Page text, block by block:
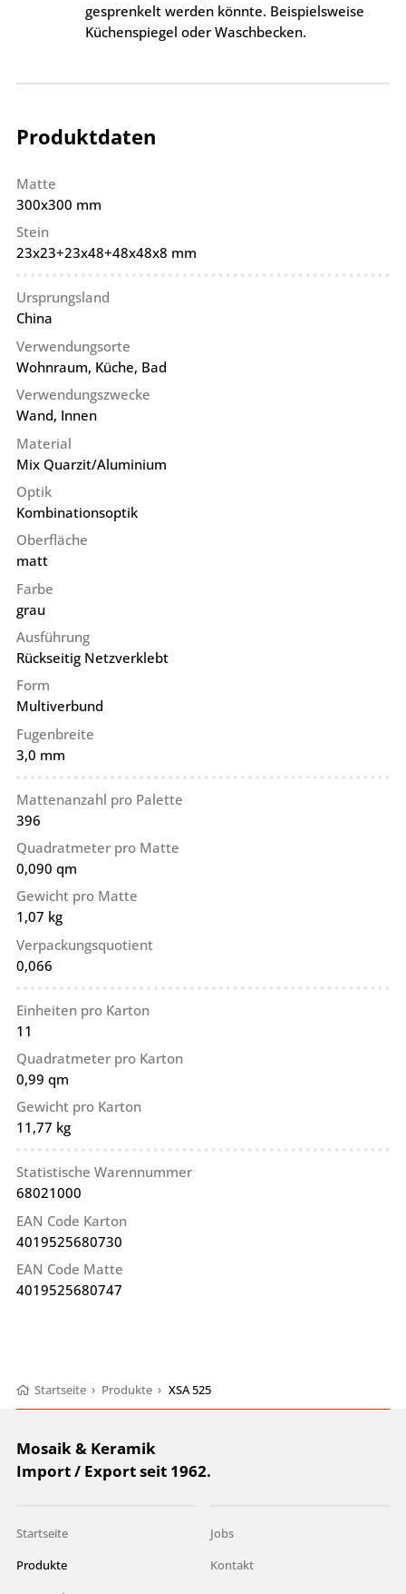
gesprenkelt werden könnte. Beispielsweise
Küchenspiegel oder Waschbecken.
Produktdaten
Matte
300x300 mm
Stein
23x23+23x48+48x48x8 mm
Ursprungsland
China
Verwendungsorte
Wohnraum, Küche, Bad
Verwendungszwecke
Wand, Innen
Material
Mix Quarzit/Aluminium
Optik
Kombinationsoptik
Oberfläche
matt
Farbe
grau
Ausführung
Rückseitig Netzverklebt
Form
Multiverbund
Fugenbreite
3,0 mm
Mattenanzahl pro Palette
396
Quadratmeter pro Matte
0,090 qm
Gewicht pro Matte
1,07 kg
Verpackungsquotient
0,066
Einheiten pro Karton
11
Quadratmeter pro Karton
0,99 qm
Gewicht pro Karton
11,77 kg
Statistische Warennummer
68021000
EAN Code Karton
4019525680730
EAN Code Matte
4019525680747
Startseite › Produkte › XSA 525
Mosaik & Keramik
Import / Export seit 1962.
Startseite
Produkte
Jobs
Kontakt